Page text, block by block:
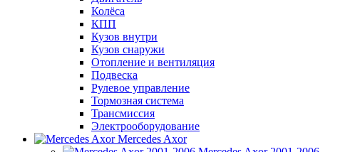
Колёса
КПП
Кузов внутри
Кузов снаружи
Отопление и вентиляция
Подвеска
Рулевое управление
Тормозная система
Трансмиссия
Электрооборудование
Mercedes Axor